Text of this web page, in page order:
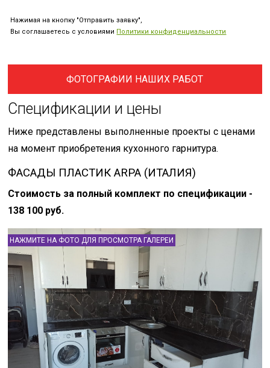
Нажимая на кнопку "Отправить заявку",
Вы соглашаетесь с условиями Политики конфиденциальности
ФОТОГРАФИИ НАШИХ РАБОТ
Спецификации и цены
Ниже представлены выполненные проекты с ценами
на момент приобретения кухонного гарнитура.
ФАСАДЫ ПЛАСТИК ARPA (ИТАЛИЯ)
Стоимость за полный комплект по спецификации -
138 100 руб.
НАЖМИТЕ НА ФОТО ДЛЯ ПРОСМОТРА ГАЛЕРЕИ